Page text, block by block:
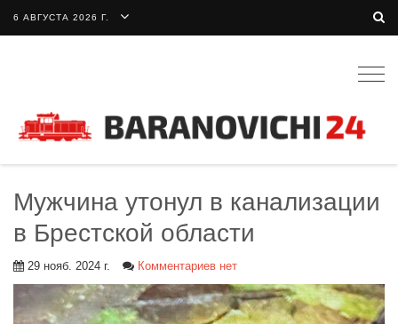
6 АВГУСТА 2026 Г.
Мужчина утонул в канализации
в Брестской области
29 нояб. 2024 г. Комментариев нет